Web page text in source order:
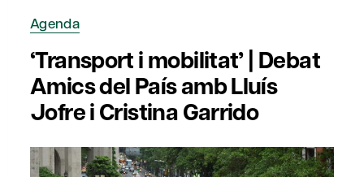
Agenda
‘Transport i mobilitat’ | Debat
Amics del País amb Lluís
Jofre i Cristina Garrido